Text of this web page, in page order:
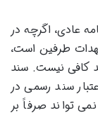
یک مبایعه نامه عادی، اگرچه در
طرفین است،
کافی نیست. سند
سند رسمی در
تواند صرفاً بر